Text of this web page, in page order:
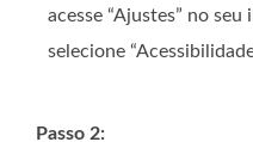
acesse “Ajustes” no
selecione
Passo 2: